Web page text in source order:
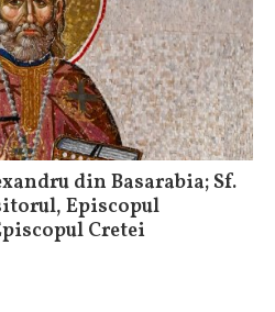
din Basarabia; Sf.
Episcopul
Cretei